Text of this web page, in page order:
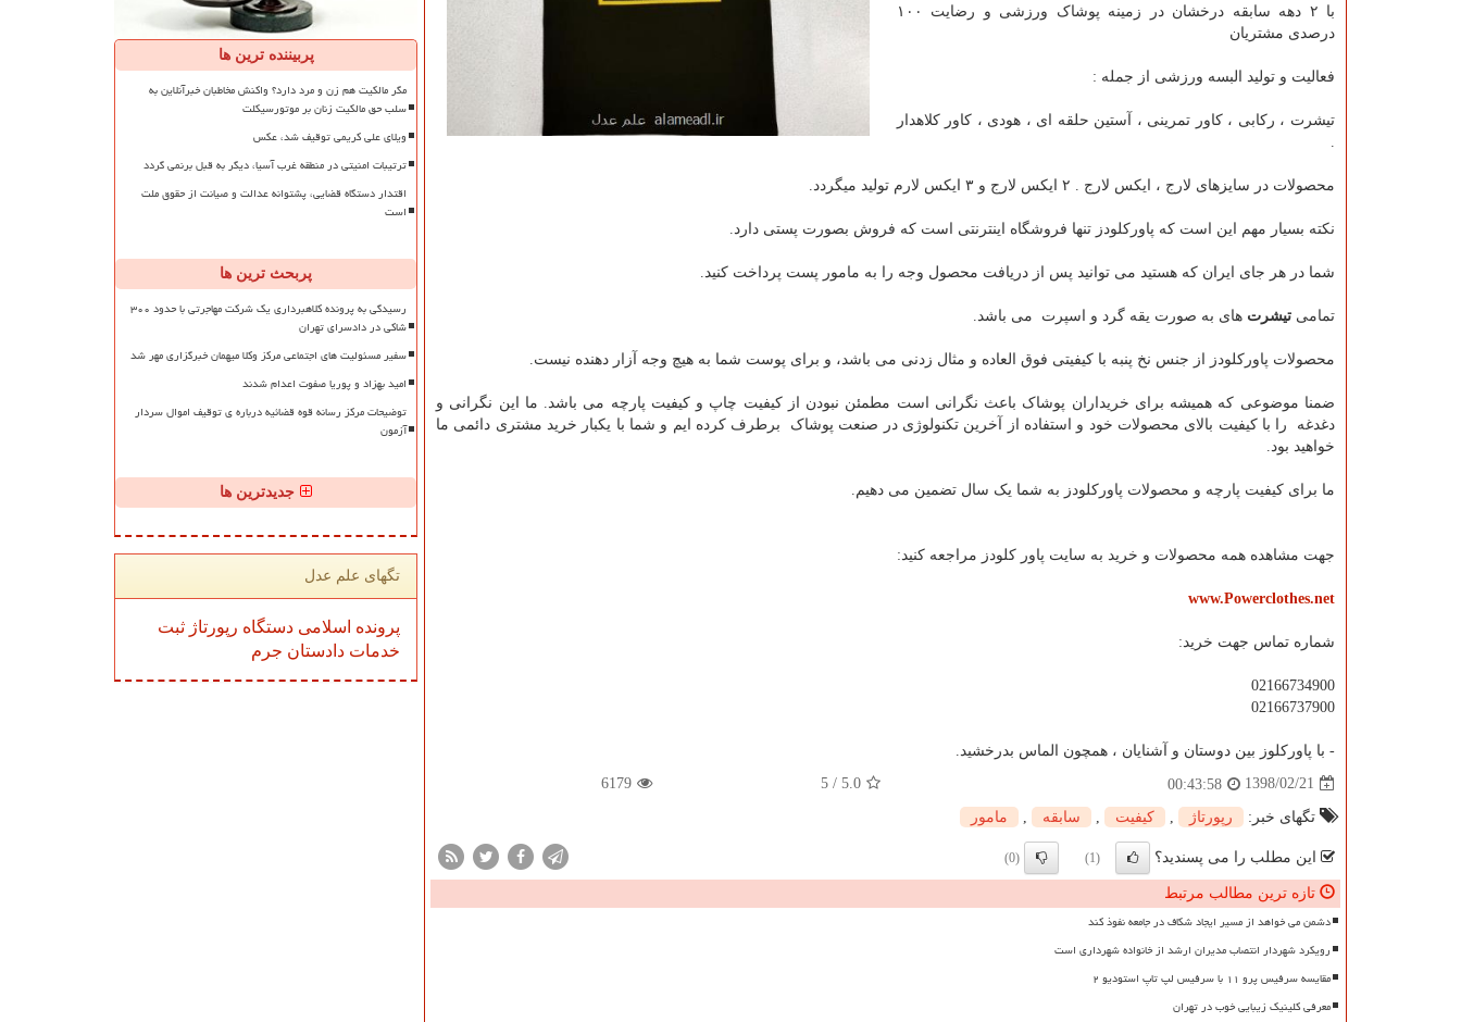
با ۲ دهه سابقه درخشان در زمینه پوشاک ورزشی و رضایت ۱۰۰
درصدی مشتریان
فعالیت و تولید البسه ورزشی از جمله :
تیشرت ، رکابی ، کاور تمرینی ، آستین حلقه ای ، هودی ، کاور کلاهدار
.
محصولات در سایزهای لارج ، ایکس لارج . ۲ ایکس لارج و ۳ ایکس لارم تولید میگردد.
نکته بسیار مهم این است که پاورکلودز تنها فروشگاه اینترنتی است که فروش بصورت پستی دارد.
شما در هر جای ایران که هستید می توانید پس از دریافت محصول وجه را به مامور پست پرداخت کنید.
تمامی تیشرت های به صورت یقه گرد و اسپرت می باشد.
محصولات پاورکلودز از جنس نخ پنبه با کیفیتی فوق العاده و مثال زدنی می باشد، و برای پوست شما به هیچ وجه آزار دهنده نیست.
ضمنا موضوعی که همیشه برای خریداران پوشاک باعث نگرانی است مطمئن نبودن از کیفیت چاپ و کیفیت پارچه می باشد. ما این نگرانی و
دغدغه را با کیفیت بالای محصولات خود و استفاده از آخرین تکنولوژی در صنعت پوشاک برطرف کرده ایم و شما با یکبار خرید مشتری دائمی ما
خواهید بود.
ما برای کیفیت پارچه و محصولات پاورکلودز به شما یک سال تضمین می دهیم.
جهت مشاهده همه محصولات و خرید به سایت پاور کلودز مراجعه کنید:
www.Powerclothes.net
شماره تماس جهت خرید:
02166734900
02166737900
- با پاورکلوز بین دوستان و آشنایان ، همچون الماس بدرخشید.
1398/02/21
00:43:58
5.0
/
5
6179
تگهای خبر: رپورتاژ كیفیت سابقه مامور
این مطلب را می پسندید؟ (1)
(0)
تازه ترین مطالب مرتبط
دشمن می خواهد از مسیر ایجاد شکاف در جامعه نفوذ کند
رویکرد شهردار انتصاب مدیران ارشد از خانواده شهرداری است
مقایسه سرفیس پرو ۱۱ با سرفیس لپ تاپ استودیو ۲
معرفی کلینیک زیبایی خوب در تهران
پربیننده ترین ها
مگر مالکیت هم زن و مرد دارد؟ واکنش مخاطبان خبرآنلاین به
سلب حق مالکیت زنان بر موتورسیکلت
ویلای علی کریمی توقیف شد، عکس
ترتیبات امنیتی در منطقه غرب آسیا، دیگر به قبل برنمی گردد
اقتدار دستگاه قضایی، پشتوانه عدالت و صیانت از حقوق ملت
است
پربحث ترین ها
رسیدگی به پرونده کلاهبرداری یک شرکت مهاجرتی با حدود ۳۰۰
شاکی در دادسرای تهران
سفیر مسئولیت های اجتماعی مرکز وکلا میهمان خبرگزاری مهر شد
امید بهزاد و پوریا صفوت اعدام شدند
توضیحات مرکز رسانه قوه قضائیه درباره ی توقیف اموال سردار
آزمون
جدیدترین ها
تگهای علم عدل
پرونده اسلامی دستگاه رپورتاژ ثبت
خدمات دادستان جرم